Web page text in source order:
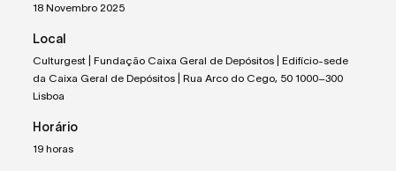
18 Novembro 2025
Local
Culturgest | Fundação Caixa Geral de Depósitos | Edifício-sede
da Caixa Geral de Depósitos | Rua Arco do Cego, 50 1000–300
Lisboa
Horário
19 horas